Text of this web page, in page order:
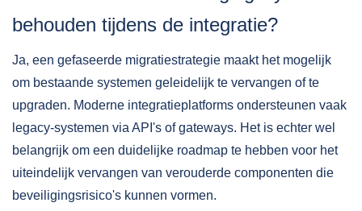
behouden tijdens de integratie?
Ja, een gefaseerde migratiestrategie maakt het mogelijk
om bestaande systemen geleidelijk te vervangen of te
upgraden. Moderne integratieplatforms ondersteunen vaak
legacy-systemen via API's of gateways. Het is echter wel
belangrijk om een duidelijke roadmap te hebben voor het
uiteindelijk vervangen van verouderde componenten die
beveiligingsrisico's kunnen vormen.